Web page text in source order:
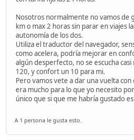
Nosotros normalmente no vamos de
km o max 2 horas sin parar en viajes
autonomía de los dos.
Utiliza el traductor del navegador,
como acelera, podría mejorar en
algún desperfecto, no se escucha
120, y confort un 10 para mi.
Pero vamos vete a dar una vuelta
era mucho para lo que yo necesito
único que si que me habría gustado
A 1 persona le gusta esto.